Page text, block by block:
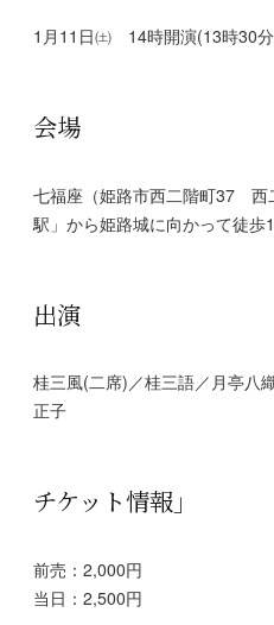
1月11日㈯ 14時開演(13時30
会場
七福座（姫路市西二階町37
駅」から姫路城に向かって徒歩
出演
桂三風(二席)／桂三語／月亭
正子
チケット情報」
前売：2,000円
当日：2,500円